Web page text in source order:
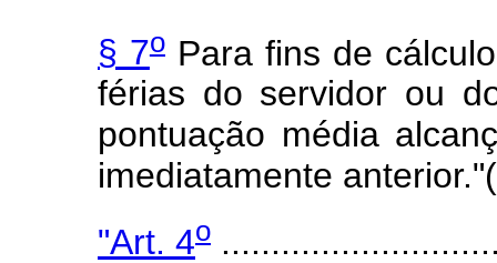
§ 7oPara fins de
férias do servidor ou
pontuação média
imediatamente
"Art. 4o